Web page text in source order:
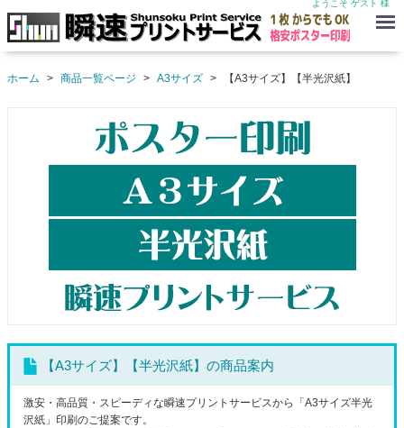
ようこそ ゲスト 様
Menu
ホーム 商品一覧ページ A3サイズ 【A3サイズ】【半光沢紙】
【A3サイズ】【半光沢紙】の商品案内
激安・高品質・スピーディな瞬速プリントサービスから「A3サイズ半光
沢紙」印刷のご提案です。